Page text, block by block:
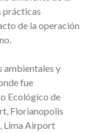
prácticas
de la operación
ambientales y
fue
Ecológico de
Florianopolis
Lima Airport